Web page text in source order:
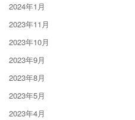
2024年1月
2023年11月
2023年10月
2023年9月
2023年8月
2023年5月
2023年4月